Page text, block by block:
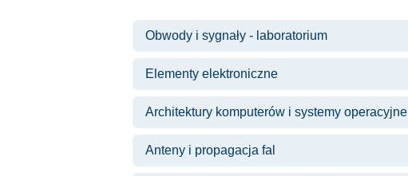
Obwody i sygnały - laboratorium
Elementy elektroniczne
Architektury komputerów i systemy operacyjne
Anteny i propagacja fal